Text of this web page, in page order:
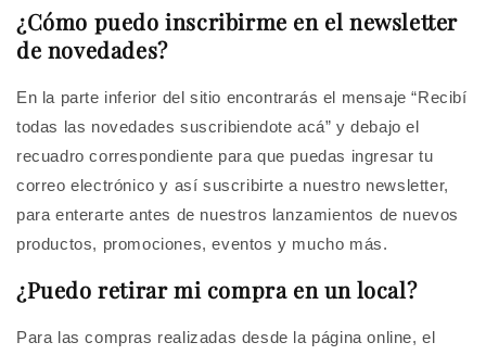
¿Cómo puedo inscribirme en el newsletter
de novedades?
En la parte inferior del sitio encontrarás el mensaje “Recibí
todas las novedades suscribiendote acá” y debajo el
recuadro correspondiente para que puedas ingresar tu
correo electrónico y así suscribirte a nuestro newsletter,
para enterarte antes de nuestros lanzamientos de nuevos
productos, promociones, eventos y mucho más.
¿Puedo retirar mi compra en un local?
Para las compras realizadas desde la página online, el